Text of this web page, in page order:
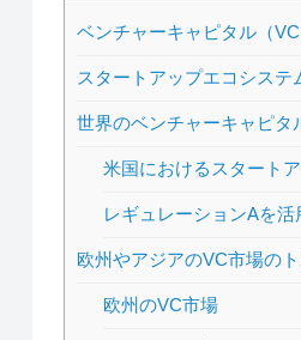
ベンチャーキャピタル（
スタートアップエコシステ
世界のベンチャーキャピタ
米国におけるスタート
レギュレーションAを
欧州やアジアのVC市場の
欧州のVC市場